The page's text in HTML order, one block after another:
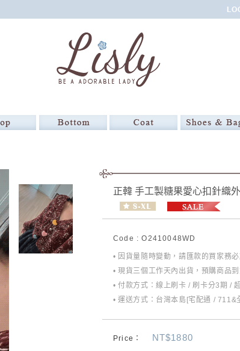
正韓 手工製糖果愛心扣針織
Code : O2410048WD
• 因貨量隨時變動，請匯款的買家務
• 現貨三個工作天內出貨，預購商品
• 付款方式：線上刷卡 / 刷卡分3期 /
• 運送方式：台灣本島[宅配通 /
Price： NT$1880